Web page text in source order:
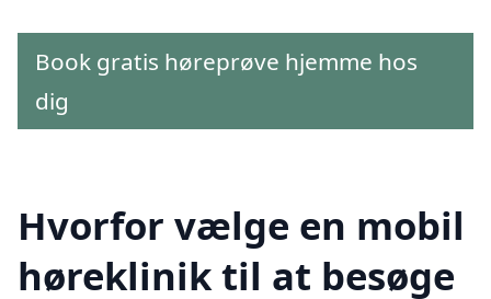
Book gratis høreprøve hjemme hos
dig
Hvorfor vælge en mobil
høreklinik til at besøge